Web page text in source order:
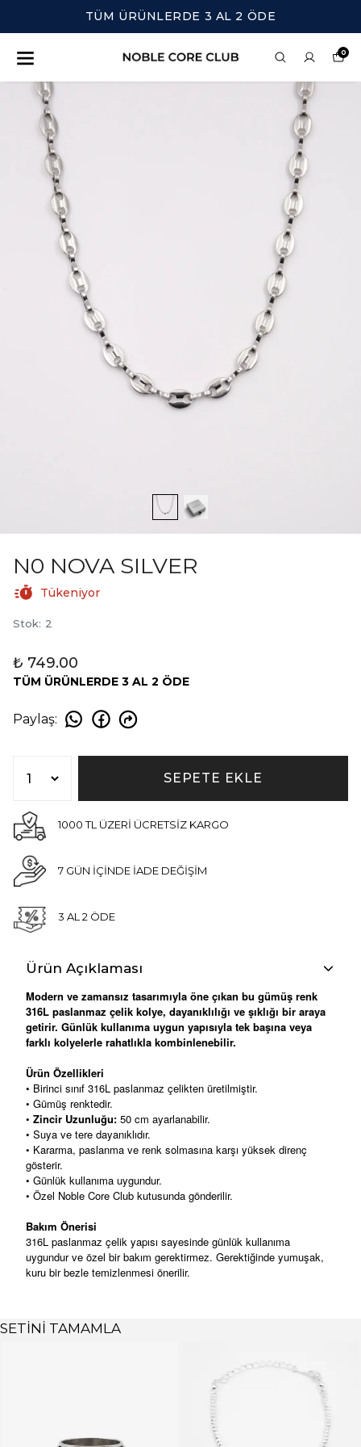
TÜM ÜRÜNLERDE 3 AL 2 ÖDE
0
N0 NOVA SILVER
Tükeniyor
Stok: 2
₺ 749.00
TÜM ÜRÜNLERDE 3 AL 2 ÖDE
Paylaş:
SEPETE EKLE
1000 TL ÜZERİ ÜCRETSİZ KARGO
7 GÜN İÇİNDE İADE DEĞİŞİM
3 AL 2 ÖDE
Ürün Açıklaması
Modern ve zamansız tasarımıyla öne çıkan bu gümüş renk
316L paslanmaz çelik kolye, dayanıklılığı ve şıklığı bir araya
getirir. Günlük kullanıma uygun yapısıyla tek başına veya
farklı kolyelerle rahatlıkla kombinlenebilir.
Ürün Özellikleri
• Birinci sınıf 316L paslanmaz çelikten üretilmiştir.
• Gümüş renktedir.
• Zincir Uzunluğu: 50 cm ayarlanabilir.
• Suya ve tere dayanıklıdır.
• Kararma, paslanma ve renk solmasına karşı yüksek direnç
gösterir.
• Günlük kullanıma uygundur.
• Özel Noble Core Club kutusunda gönderilir.
Bakım Önerisi
316L paslanmaz çelik yapısı sayesinde günlük kullanıma
uygundur ve özel bir bakım gerektirmez. Gerektiğinde yumuşak,
kuru bir bezle temizlenmesi önerilir.
SETİNİ TAMAMLA